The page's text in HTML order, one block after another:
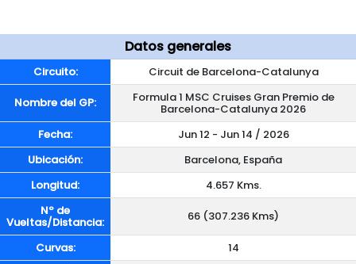
Datos generales
Circuito: Circuit de Barcelona-Catalunya
Nombre del GP: Formula 1 MSC Cruises Gran Premio de
Barcelona-Catalunya 2026
Fecha:
Jun 12 - Jun 14 / 2026
Ubicación:
Barcelona, España
Longitud:
4.657 Kms.
Nº de
Vueltas/Distancia: 66 (307.236 Kms)
Curvas:
14